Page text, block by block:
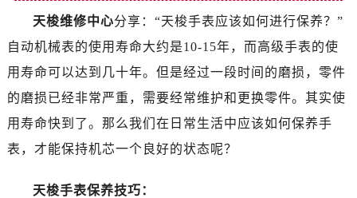
天梭维修中心分享：“天梭手表应该如何进行保养？”
自动机械表的使用寿命大约是10-15年，而高级手表的使
用寿命可以达到几十年。但是经过一段时间的磨损，零件
的磨损已经非常严重，需要经常维护和更换零件。其实使
用寿命快到了。那么我们在日常生活中应该如何保养手
表，才能保持机芯一个良好的状态呢？
天梭手表保养技巧：